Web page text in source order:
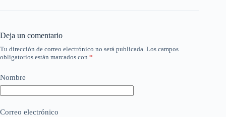
Deja un comentario
Tu dirección de correo electrónico no será publicada. Los campos
obligatorios están marcados con *
Nombre
Correo electrónico